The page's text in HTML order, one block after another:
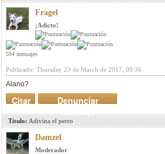
Fragel
¡Adicto!
594 mensajes
Publicado: Thursday 23 de March de 2017, 09:36
Alano?
Denunciar
mensaje
Citar
Titulo: Adivina el perro
Damzel
Moderador